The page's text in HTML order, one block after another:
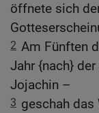
öffnete sich
2 Am Fünften
Jahr {nach}
Jojachin –
3 geschah das